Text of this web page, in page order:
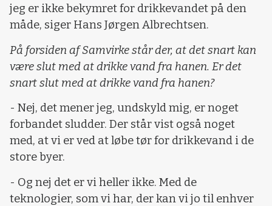
jeg er ikke bekymret for drikkevandet på den
måde, siger Hans Jørgen Albrechtsen.
På forsiden af Samvirke står der, at det snart kan
være slut med at drikke vand fra hanen. Er det
snart slut med at drikke vand fra hanen?
- Nej, det mener jeg, undskyld mig, er noget
forbandet sludder. Der står vist også noget
med, at vi er ved at løbe tør for drikkevand i de
store byer.
- Og nej det er vi heller ikke. Med de
teknologier, som vi har, der kan vi jo til enhver